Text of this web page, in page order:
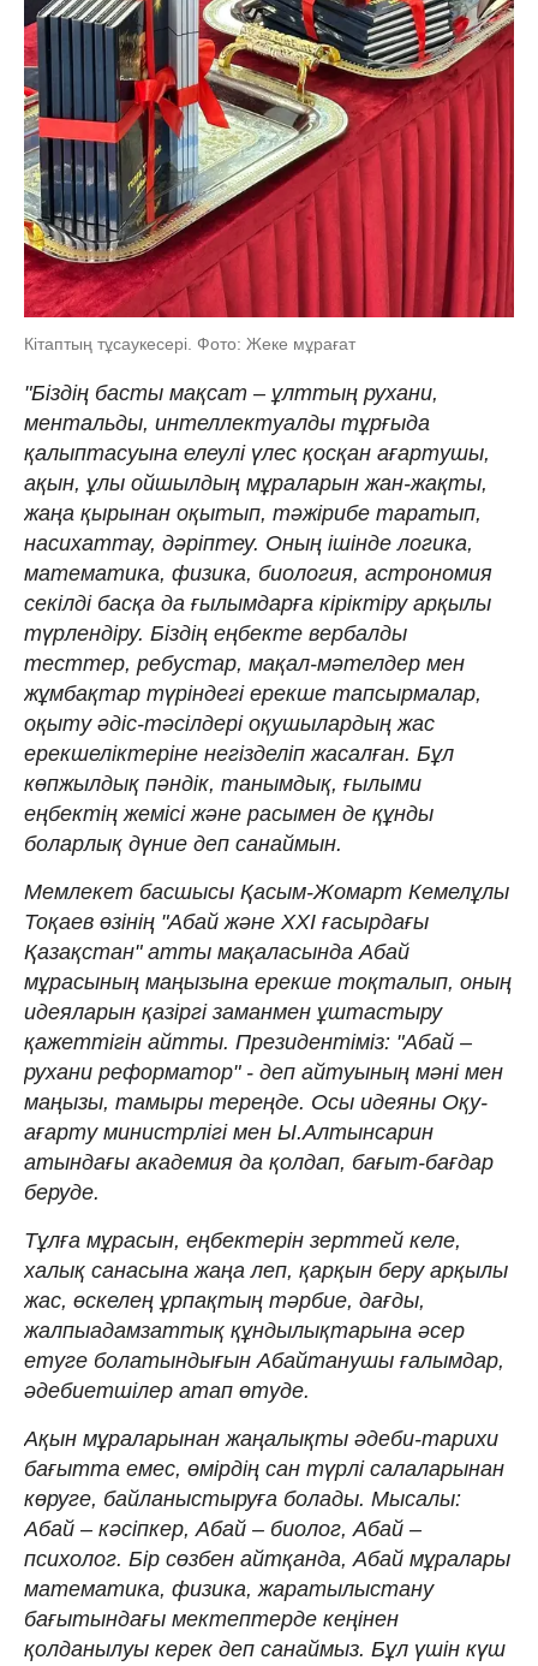
Кітаптың тұсаукесері. Фото: Жеке мұрағат
"Біздің басты мақсат – ұлттың рухани,
ментальды, интеллектуалды тұрғыда
қалыптасуына елеулі үлес қосқан ағартушы,
ақын, ұлы ойшылдың мұраларын жан-жақты,
жаңа қырынан оқытып, тәжірибе таратып,
насихаттау, дәріптеу. Оның ішінде логика,
математика, физика, биология, астрономия
секілді басқа да ғылымдарға кіріктіру арқылы
түрлендіру. Біздің еңбекте вербалды
тесттер, ребустар, мақал-мәтелдер мен
жұмбақтар түріндегі ерекше тапсырмалар,
оқыту әдіс-тәсілдері оқушылардың жас
ерекшеліктеріне негізделіп жасалған. Бұл
көпжылдық пәндік, танымдық, ғылыми
еңбектің жемісі және расымен де құнды
боларлық дүние деп санаймын.
Мемлекет басшысы Қасым-Жомарт Кемелұлы
Тоқаев өзінің "Абай және ХХІ ғасырдағы
Қазақстан" атты мақаласында Абай
мұрасының маңызына ерекше тоқталып, оның
идеяларын қазіргі заманмен ұштастыру
қажеттігін айтты. Президентіміз: "Абай –
рухани реформатор" - деп айтуының мәні мен
маңызы, тамыры тереңде. Осы идеяны Оқу-
ағарту министрлігі мен Ы.Алтынсарин
атындағы академия да қолдап, бағыт-бағдар
беруде.
Тұлға мұрасын, еңбектерін зерттей келе,
халық санасына жаңа леп, қарқын беру арқылы
жас, өскелең ұрпақтың тәрбие, дағды,
жалпыадамзаттық құндылықтарына әсер
етуге болатындығын Абайтанушы ғалымдар,
әдебиетшілер атап өтуде.
Ақын мұраларынан жаңалықты әдеби-тарихи
бағытта емес, өмірдің сан түрлі салаларынан
көруге, байланыстыруға болады. Мысалы:
Абай – кәсіпкер, Абай – биолог, Абай –
психолог. Бір сөзбен айтқанда, Абай мұралары
математика, физика, жаратылыстану
бағытындағы мектептерде кеңінен
қолданылуы керек деп санаймыз. Бұл үшін күш